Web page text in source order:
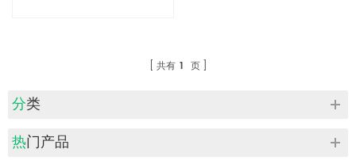
共有 1 页
分类
热门产品